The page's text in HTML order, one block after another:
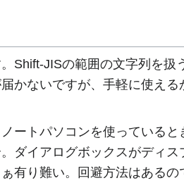
Shift-JISの範囲の文字列を扱
かないですが、手軽に使える
ートパソコンを使っている
ダイアログボックスがディ
有り難い。回避方法はあるの